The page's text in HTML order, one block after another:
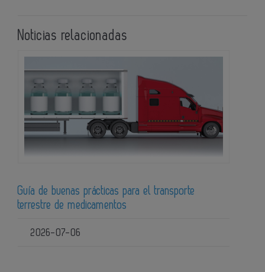
Noticias relacionadas
Guía de buenas prácticas para el transporte
terrestre de medicamentos
2026-07-06